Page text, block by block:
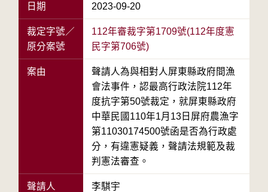
日期 2023-09-20
裁定字號／
原分案號
112年審裁字第1709號(112年度憲
民字第706號)
案由
聲請人為與相對人屏東縣政府間漁
會法事件，認最高行政法院112年
度抗字第50號裁定，就屏東縣政府
中華民國110年1月13日屏府農漁字
第11030174500號函是否為行政處
分，有違憲疑義，聲請法規範及裁
判憲法審查。
聲請人 李騏宇